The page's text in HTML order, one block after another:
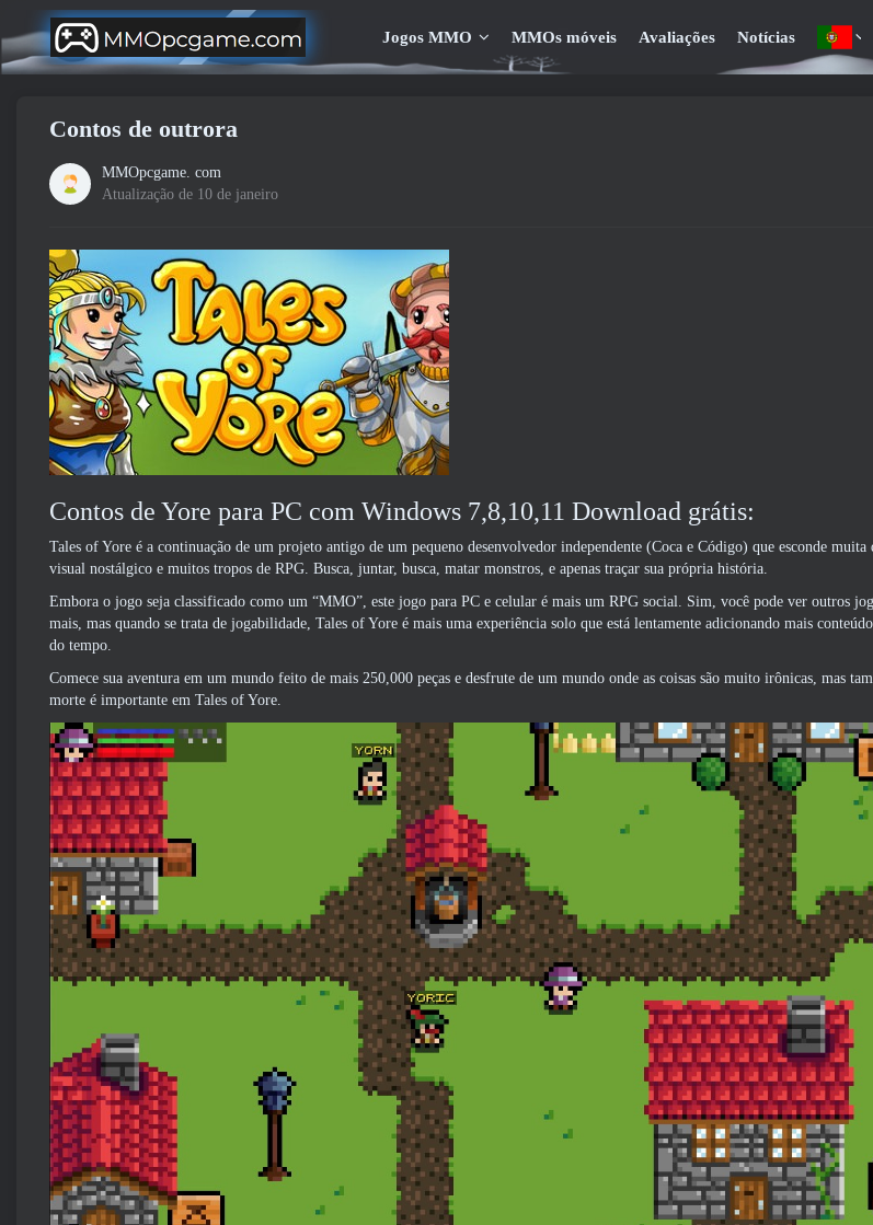
Jogos MMO MMOs móveis Avaliações Notícias
Contos de outrora
MMOpcgame. com
Atualização de 10 de janeiro
Contos de Yore para PC com Windows 7,8,10,11 Download grátis:
Tales of Yore é a continuação de um projeto antigo de um pequeno desenvolvedor independente (Coca e Código) que esconde
visual nostálgico e muitos tropos de RPG. Busca, juntar, busca, matar monstros, e apenas traçar sua própria história.
Embora o jogo seja classificado como um “MMO”, este jogo para PC e celular é mais um RPG social. Sim, você pode ver outros
mais, mas quando se trata de jogabilidade, Tales of Yore é mais uma experiência solo que está lentamente adicionando mais
do tempo.
Comece sua aventura em um mundo feito de mais 250,000 peças e desfrute de um mundo onde as coisas são muito irônicas, mas
morte é importante em Tales of Yore.